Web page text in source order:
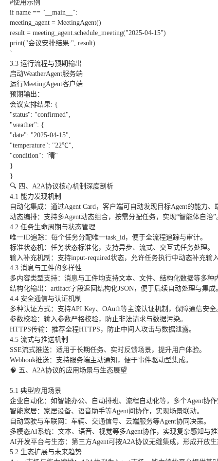
#使用示例
if name == "__main__":
meeting_agent = MeetingAgent()
result = meeting_agent.schedule_meeting("2025-04-15")
print("会议安排结果:", result)
`
3.3 运行流程与预期输出
启动WeatherAgent服务端
运行MeetingAgent客户端
预期输出：
会议安排结果: {
"status": "confirmed",
"weather": {
"date": "2025-04-15",
"temperature": "22℃",
"condition": "晴"
}
}
🔍 四、A2A协议核心机制深度剖析
4.1 能力发现机制
自动化集成：通过Agent Card，客户端可自动发现目标Agent的能力
动态编排：支持多Agent动态组合，按需分配任务，实现“智能体自治”
4.2 任务生命周期与状态管理
唯一ID追踪：每个任务分配唯一task_id，便于全流程追踪与审计。
标准状态机：任务状态标准化，支持异步、流式、交互式任务处理。
输入补充机制：支持input-required状态，允许任务执行中动态补充输
4.3 消息与工件的多样性
多内容类型支持：消息与工件均支持文本、文件、结构化数据等多种
结构化输出：artifact字段返回结构化JSON，便于后续自动处理与集成
4.4 安全通信与认证机制
多种认证方式：支持API Key、OAuth等主流认证机制，保障通信安全
参数校验：输入参数严格校验，防止非法请求与数据污染。
HTTPS传输：推荐全程HTTPS，防止中间人攻击与数据泄露。
4.5 流式与推送机制
SSE流式推送：适用于长期任务、实时反馈场景，提升用户体验。
Webhook推送：支持服务端主动通知，便于事件驱动型集成。
🧠 五、A2A协议的应用场景与生态展望
5.1 典型应用场景
企业自动化：如智能办公、自动排班、流程自动化等，多个Agent协
智能家居：家居设备、语音助手等Agent间协作，实现场景联动。
自动驾驶与车联网：车辆、交通信号、云端服务等Agent协同决策。
多模态AI系统：文本、语音、视觉等多Agent协作，实现复杂感知与
AI开发平台与生态：第三方Agent可按A2A协议无缝集成，形成开放
5.2 生态扩展与未来趋势